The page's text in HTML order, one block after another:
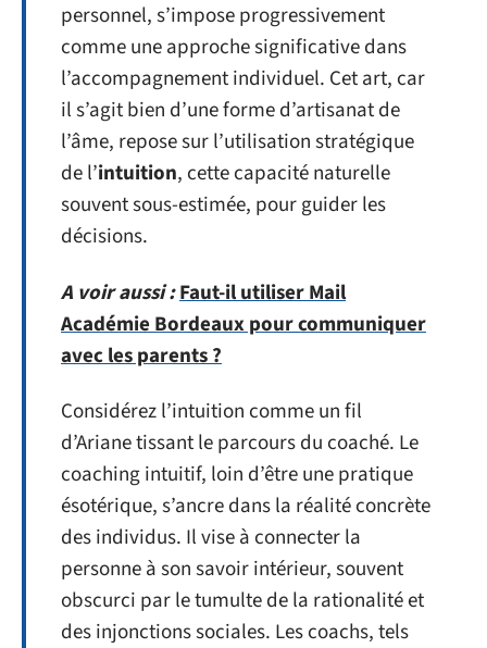
personnel, s’impose progressivement
comme une approche significative dans
l’accompagnement individuel. Cet art, car
il s’agit bien d’une forme d’artisanat de
l’âme, repose sur l’utilisation stratégique
de l’intuition, cette capacité naturelle
souvent sous-estimée, pour guider les
décisions.
A voir aussi :Faut-il utiliser Mail
Académie Bordeaux pour communiquer
avec les parents ?
Considérez l’intuition comme un fil
d’Ariane tissant le parcours du coaché. Le
coaching intuitif, loin d’être une pratique
ésotérique, s’ancre dans la réalité concrète
des individus. Il vise à connecter la
personne à son savoir intérieur, souvent
obscurci par le tumulte de la rationalité et
des injonctions sociales. Les coachs, tels